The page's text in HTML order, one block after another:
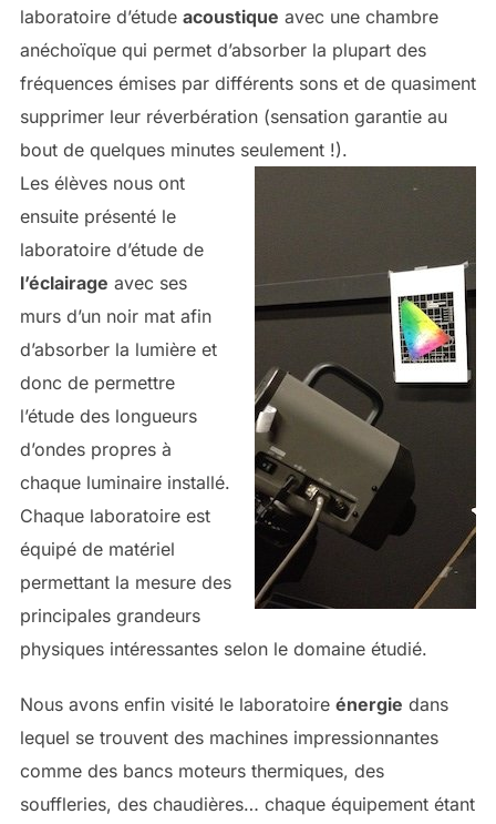
laboratoire d’étude acoustique avec une chambre
anéchoïque qui permet d’absorber la plupart des
fréquences émises par différents sons et de quasiment
supprimer leur réverbération (sensation garantie au
bout de quelques minutes seulement !).
Les élèves nous ont
ensuite présenté le
laboratoire d’étude de
l’éclairage avec ses
murs d’un noir mat afin
d’absorber la lumière et
donc de permettre
l’étude des longueurs
d’ondes propres à
chaque luminaire installé.
Chaque laboratoire est
équipé de matériel
permettant la mesure des
principales grandeurs
physiques intéressantes selon le domaine étudié.
Nous avons enfin visité le laboratoire énergie dans
lequel se trouvent des machines impressionnantes
comme des bancs moteurs thermiques, des
souffleries, des chaudières… chaque équipement étant